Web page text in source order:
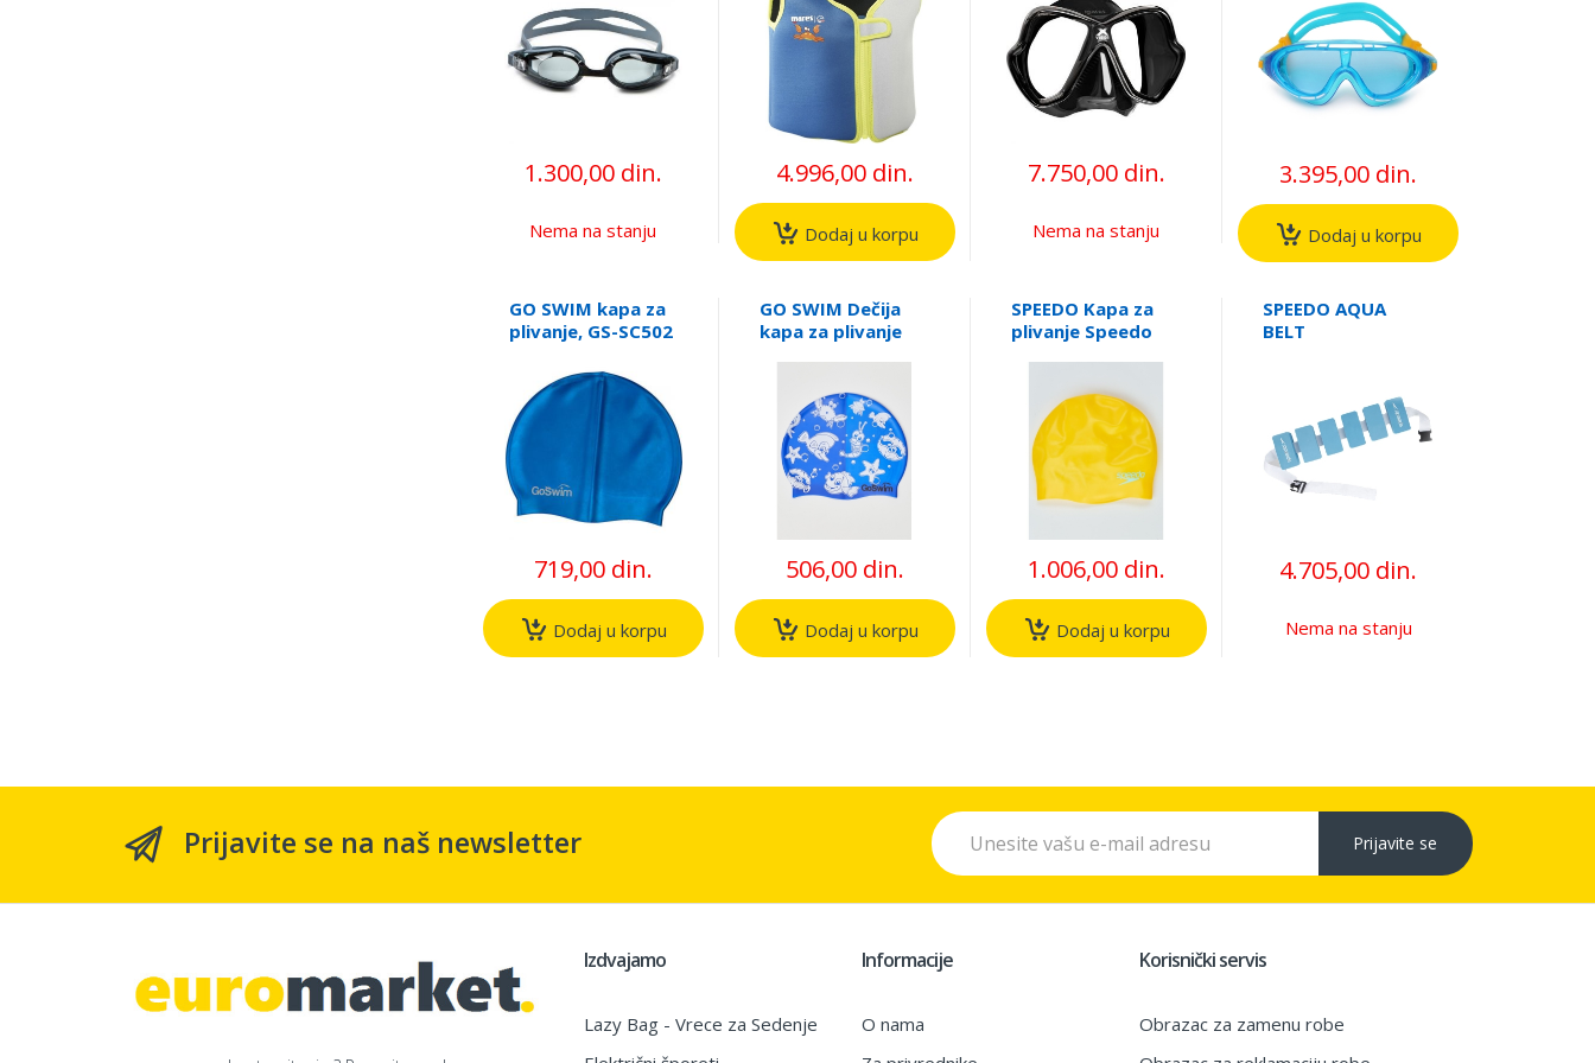
1.300,00 din.
Nema na stanju
4.996,00 din.
Dodaj u korpu
7.750,00 din.
Nema na stanju
3.395,00 din.
Dodaj u korpu
GO SWIM kapa za
plivanje, GS-SC502
719,00 din.
Dodaj u korpu
GO SWIM Dečija
kapa za plivanje
506,00 din.
Dodaj u korpu
SPEEDO Kapa za
plivanje Speedo
1.006,00 din.
Dodaj u korpu
SPEEDO AQUA
BELT
4.705,00 din.
Nema na stanju
Prijavite se na naš newsletter Prijavite se
Izdvajamo
Lazy Bag - Vrece za Sedenje
Informacije
O nama
Korisnički servis
Obrazac za zamenu robe